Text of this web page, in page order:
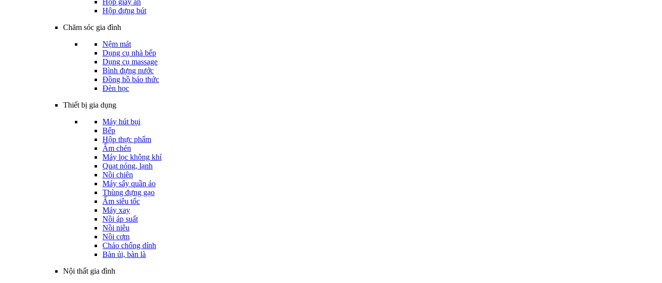
Hộp giấy ăn
Hộp đựng bút
Chăm sóc gia đình
Nệm mát
Dụng cụ nhà bếp
Dụng cụ massage
Bình đựng nước
Đồng hồ báo thức
Đèn học
Thiết bị gia dụng
Máy hút bụi
Bếp
Hộp thực phẩm
Ấm chén
Máy lọc không khí
Quạt nóng, lạnh
Nồi chiên
Máy sấy quần áo
Thùng đựng gạo
Ấm siêu tốc
Máy xay
Nồi áp suất
Nồi niêu
Nồi cơm
Chảo chống dính
Bàn ủi, bàn là
Nội thất gia đình